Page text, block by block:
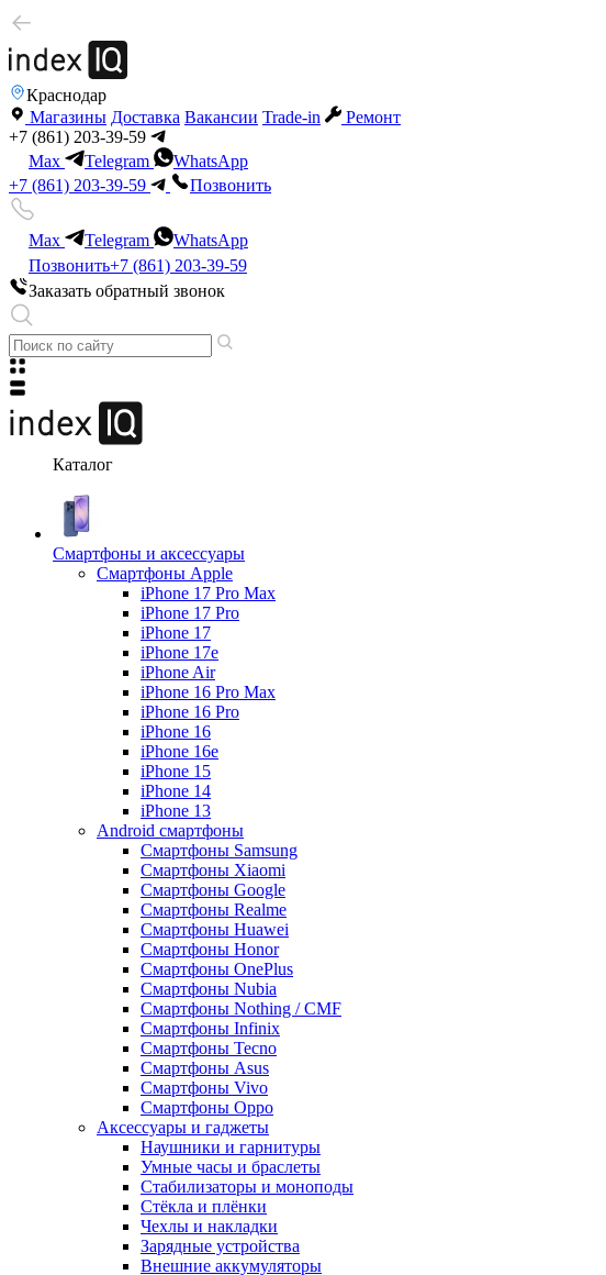
Краснодар
Магазины Доставка Вакансии Trade-in
Ремонт
+7 (861) 203-39-59
Max
Telegram
WhatsApp
+7 (861) 203-39-59
Позвонить
Max Telegram
WhatsApp
Позвонить+7 (861) 203-39-59
Заказать обратный звонок
Каталог
Смартфоны и аксессуары
Смартфоны Apple
iPhone 17 Pro Max
iPhone 17 Pro
iPhone 17
iPhone 17e
iPhone Air
iPhone 16 Pro Max
iPhone 16 Pro
iPhone 16
iPhone 16e
iPhone 15
iPhone 14
iPhone 13
Android cмартфоны
Смартфоны Samsung
Смартфоны Xiaomi
Смартфоны Google
Смартфоны Realme
Смартфоны Huawei
Смартфоны Honor
Смартфоны OnePlus
Смартфоны Nubia
Смартфоны Nothing / CMF
Смартфоны Infinix
Смартфоны Tecno
Смартфоны Asus
Смартфоны Vivo
Смартфоны Oppo
Аксессуары и гаджеты
Наушники и гарнитуры
Умные часы и браслеты
Стабилизаторы и моноподы
Стёкла и плёнки
Чехлы и накладки
Зарядные устройства
Внешние аккумуляторы